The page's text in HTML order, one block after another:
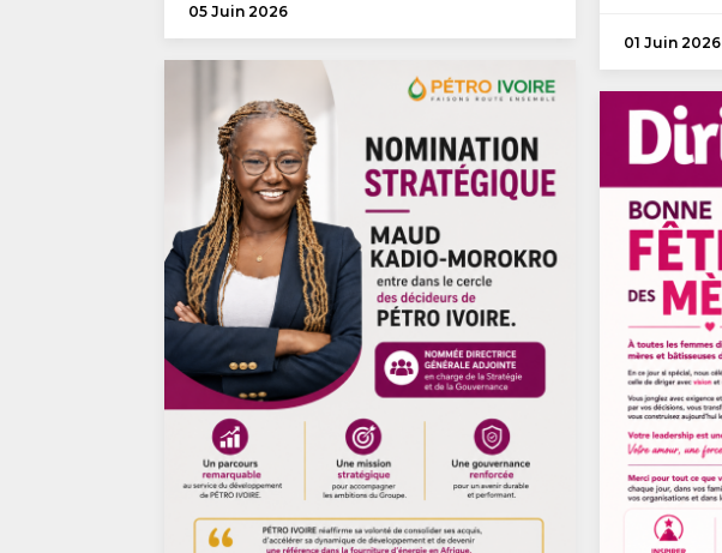
05 Juin 2026
01 Juin 2026